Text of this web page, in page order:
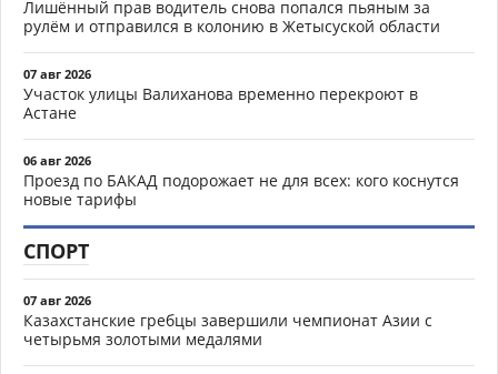
Лишённый прав водитель снова попался пьяным за
рулём и отправился в колонию в Жетысуской области
07 авг 2026
Участок улицы Валиханова временно перекроют в
Астане
06 авг 2026
Проезд по БАКАД подорожает не для всех: кого коснутся
новые тарифы
СПОРТ
07 авг 2026
Казахстанские гребцы завершили чемпионат Азии с
четырьмя золотыми медалями